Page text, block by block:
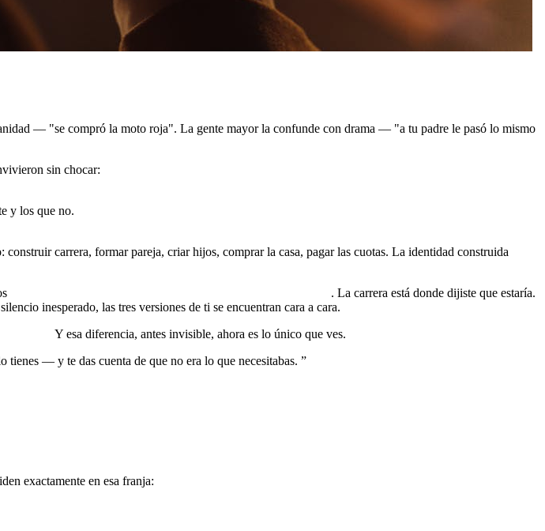
— "se compró la moto roja". La gente mayor la confunde con drama — "a tu padre le pasó lo mismo
sin chocar:
y los que no.
carrera, formar pareja, criar hijos, comprar la casa, pagar las cuotas. La identidad construida
. La carrera está donde dijiste que estaría.
inesperado, las tres versiones de ti se encuentran cara a cara.
Y esa diferencia, antes invisible, ahora es lo único que ves.
— y te das cuenta de que no era lo que necesitabas. ”
exactamente en esa franja: